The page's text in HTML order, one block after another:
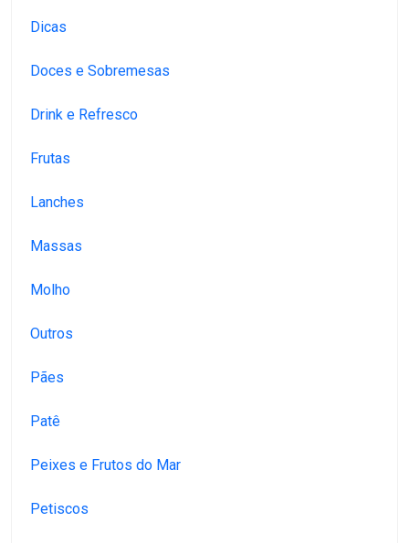
Dicas
Doces e Sobremesas
Drink e Refresco
Frutas
Lanches
Massas
Molho
Outros
Pães
Patê
Peixes e Frutos do Mar
Petiscos